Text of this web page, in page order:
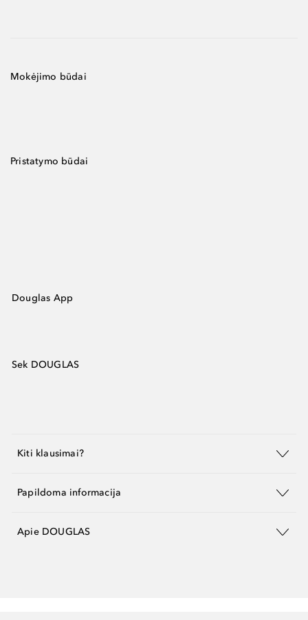
Mokėjimo būdai
Pristatymo būdai
Douglas App
Sek DOUGLAS
Kiti klausimai?
Papildoma informacija
Apie DOUGLAS